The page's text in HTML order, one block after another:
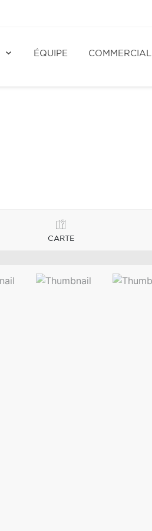
ÉQUIPE COMMERCIAL
CARTE